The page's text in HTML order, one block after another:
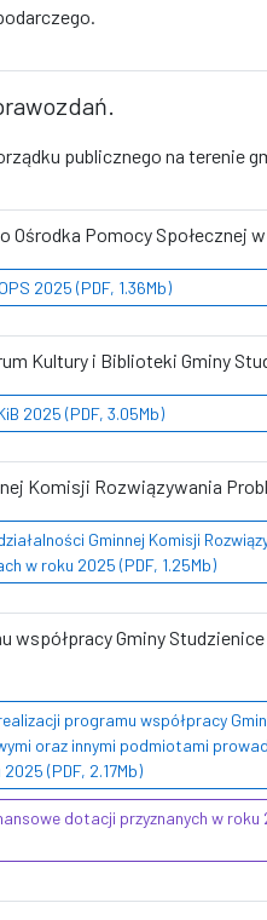
publicznego na terenie
Ośrodka Pomocy Społecznej
2025 (PDF, 1.36Mb)
Kultury i Biblioteki Gminy
2025 (PDF, 3.05Mb)
Komisji Rozwiązywania
Gminnej Komisji
w roku 2025 (PDF, 1.25Mb)
współpracy Gminy
programu współpracy
oraz innymi podmiotami
(PDF, 2.17Mb)
dotacji przyznanych w roku